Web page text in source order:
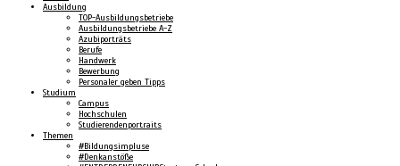
Ausbildung
TOP-Ausbildungsbetriebe
Ausbildungsbetriebe A-Z
Azubiporträts
Berufe
Handwerk
Bewerbung
Personaler geben Tipps
Studium
Campus
Hochschulen
Studierendenportraits
Themen
#Bildungsimpluse
#Denkanstöße